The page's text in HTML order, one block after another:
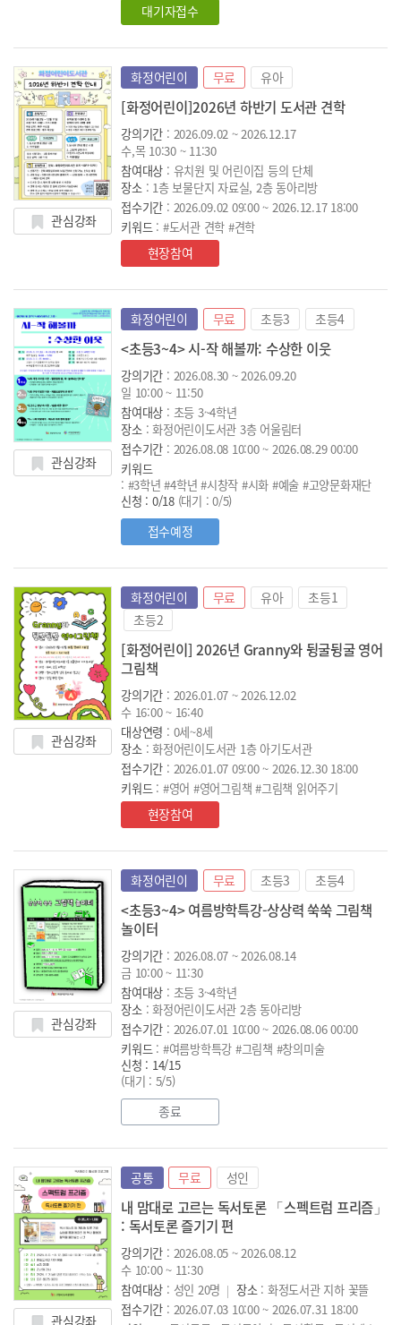
대기자접수
화정어린이 무료 유아
[화정어린이]2026년 하반기 도서관 견학
강의기간 : 2026.09.02 ~ 2026.12.17
수,목 10:30 ~ 11:30
참여대상 : 유치원 및 어린이집 등의 단체
장소 : 1층 보물단지 자료실, 2층 동아리방
접수기간 : 2026.09.02 09:00 ~ 2026.12.17 18:00
키워드 : #도서관 견학 #견학
현장참여
관심강좌
화정어린이 무료 초등3 초등4
<초등3~4> 시-작 해볼까: 수상한 이웃
강의기간 : 2026.08.30 ~ 2026.09.20
일 10:00 ~ 11:50
참여대상 : 초등 3~4학년
장소 : 화정어린이도서관 3층 어울림터
접수기간 : 2026.08.08 10:00 ~ 2026.08.29 00:00
키워드
: #3학년 #4학년 #시창작 #시화 #예술 #고양문화재단
신청 : 0/18 (대기 : 0/5)
접수예정
관심강좌
화정어린이 무료 유아
초등1
초등2
[화정어린이] 2026년 Granny와 뒹굴뒹굴 영어
그림책
강의기간 : 2026.01.07 ~ 2026.12.02
수 16:00 ~ 16:40
대상연령 : 0세~8세
장소 : 화정어린이도서관 1층 아기도서관
접수기간 : 2026.01.07 09:00 ~ 2026.12.30 18:00
키워드 : #영어 #영어그림책 #그림책 읽어주기
현장참여
관심강좌
화정어린이 무료 초등3 초등4
<초등3~4> 여름방학특강-상상력 쑥쑥 그림책
놀이터
강의기간 : 2026.08.07 ~ 2026.08.14
금 10:00 ~ 11:30
참여대상 : 초등 3~4학년
장소 : 화정어린이도서관 2층 동아리방
접수기간 : 2026.07.01 10:00 ~ 2026.08.06 00:00
키워드 : #여름방학특강 #그림책 #창의미술
신청 : 14/15
(대기 : 5/5)
종료
관심강좌
공통 무료 성인
내 맘대로 고르는 독서토론 「스펙트럼 프리즘」
: 독서토론 즐기기 편
강의기간 : 2026.08.05 ~ 2026.08.12
수 10:00 ~ 11:30
참여대상 : 성인 20명 장소 : 화정도서관 지하 꽃뜰
접수기간 : 2026.07.03 10:00 ~ 2026.07.31 18:00
관심강좌